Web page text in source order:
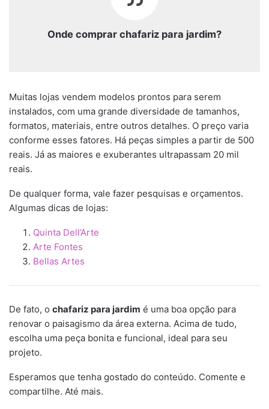
Onde comprar chafariz para jardim?
Muitas lojas vendem modelos prontos para serem
instalados, com uma grande diversidade de tamanhos,
formatos, materiais, entre outros detalhes. O preço varia
conforme esses fatores. Há peças simples a partir de 500
reais. Já as maiores e exuberantes ultrapassam 20 mil
reais.
De qualquer forma, vale fazer pesquisas e orçamentos.
Algumas dicas de lojas:
Quinta Dell’Arte
Arte Fontes
Bellas Artes
De fato, o chafariz para jardim é uma boa opção para
renovar o paisagismo da área externa. Acima de tudo,
escolha uma peça bonita e funcional, ideal para seu
projeto.
Esperamos que tenha gostado do conteúdo. Comente e
compartilhe. Até mais.